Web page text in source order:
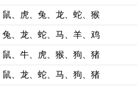
鼠、虎、兔、龙、蛇、猴
兔、龙、蛇、马、羊、鸡
鼠、牛、虎、猴、狗、猪
鼠、龙、蛇、马、狗、猪